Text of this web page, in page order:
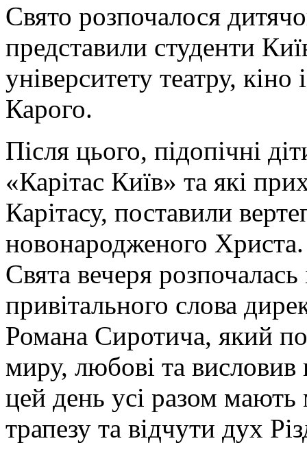
Свято розпочалося
представили студенти
університету театру,
Карого.
Після цього, підопічні
«Карітас Київ» та які
Карітасу, поставили
новонародженого Христа.
Свята вечеря розпочалась
привітального слова
Романа Сиротича, який
миру, любові та висловив
цей день усі разом мають
трапезу та відчути дух